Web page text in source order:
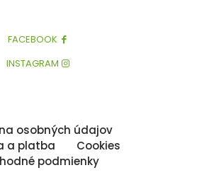
FACEBOOK
INSTAGRAM
osobných údajov
a platba
Cookies
podmienky